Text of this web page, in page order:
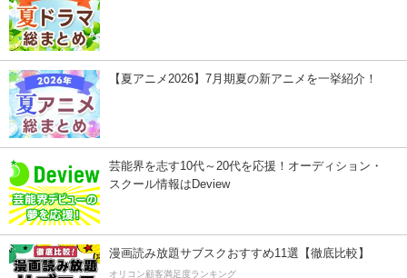
【夏アニメ2026】7月期夏の新アニメを一挙紹介！
芸能界を志す10代～20代を応援！オーディション・
スクール情報はDeview
漫画読み放題サブスクおすすめ11選【徹底比較】
オリコン顧客満足度ランキング